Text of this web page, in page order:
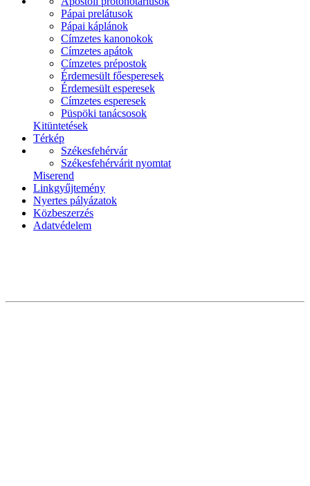
Pápai prelátusok
Pápai káplánok
Címzetes kanonokok
Címzetes apátok
Címzetes prépostok
Érdemesült főesperesek
Érdemesült esperesek
Címzetes esperesek
Püspöki tanácsosok
Kitüntetések
Térkép
Székesfehérvár
Székesfehérvárit nyomtat
Miserend
Linkgyűjtemény
Nyertes pályázatok
Közbeszerzés
Adatvédelem